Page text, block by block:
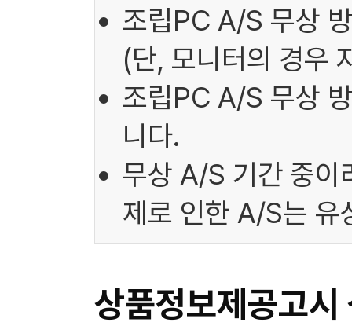
조립PC A/S 무상
(단, 모니터의 경우
조립PC A/S 무상
니다.
무상 A/S 기간 중이
제로 인한 A/S는 유
상품정보제공고시